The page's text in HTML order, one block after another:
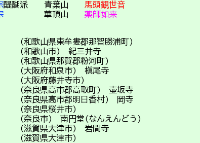
醍醐派 青葉山 馬頭観世音
華頂山 薬師如来
山県東牟婁郡那智勝浦町)
和歌山市) 紀三井寺
山県那賀郡粉河町)
府和泉市) 槇尾寺
阪府藤井寺市)
良県高市郡高取町) 壷坂寺
県高市郡明日香村) 岡寺
良県桜井市)
市) 南円堂(なんえんどう)
賀県大津市) 岩間寺
滋賀県大津市)